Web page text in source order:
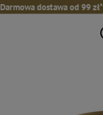
Darmowa dostawa od 99 zł*